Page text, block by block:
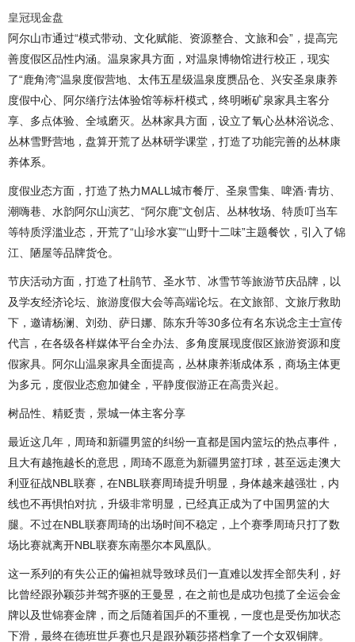
皇冠现金盘
阿尔山市通过“模式带动、文化赋能、资源整合、文旅和会”，提高完
善度假区品性内涵。温泉家具方面，对温泉博物馆进行校正，现实
了“鹿角湾”温泉度假营地、太伟五星级温泉度赝品仓、兴安圣泉康养
度假中心、阿尔缮疗法体验馆等标杆模式，终明晰矿泉家具主客分
享、多点体验、全域磨灭。丛林家具方面，设立了氧心丛林浴说念、
丛林雪野营地，盘算开荒了丛林研学课堂，打造了功能完善的丛林康
养体系。
度假业态方面，打造了热力MALL城市餐厅、圣泉雪集、啤酒·青坊、
潮嗨巷、水韵阿尔山演艺、“阿尔鹿”文创店、丛林牧场、特质叮当车
等特质浮滥业态，开荒了“山珍水宴”“山野十二味”主题餐饮，引入了锦
江、陋屋等品牌货仓。
节庆活动方面，打造了杜鹃节、圣水节、冰雪节等旅游节庆品牌，以
及学友经济论坛、旅游度假大会等高端论坛。在文旅部、文旅厅救助
下，邀请杨澜、刘劲、萨日娜、陈东升等30多位有名东说念主士宣传
代言，在各级各样媒体平台全办法、多角度展现度假区旅游资源和度
假家具。阿尔山温泉家具全面提高，丛林康养渐成体系，商场主体更
为多元，度假业态愈加健全，平静度假游正在高贵兴起。
树品性、精贬责，景城一体主客分享
最近这几年，周琦和新疆男篮的纠纷一直都是国内篮坛的热点事件，
且大有越拖越长的意思，周琦不愿意为新疆男篮打球，甚至远走澳大
利亚征战NBL联赛，在NBL联赛周琦提升明显，身体越来越强壮，内
线也不再惧怕对抗，升级非常明显，已经真正成为了中国男篮的大
腿。不过在NBL联赛周琦的出场时间不稳定，上个赛季周琦只打了数
场比赛就离开NBL联赛东南墨尔本凤凰队。
这一系列的有失公正的偏袒就导致球员们一直难以发挥全部失利，好
比曾经跟孙颖莎并驾齐驱的王曼昱，在之前也是成功包揽了全运会金
牌以及世锦赛金牌，而之后随着国乒的不重视，一度也是受伤加状态
下滑，最终在德班世乒赛也只是跟孙颖莎搭档拿了一个女双铜牌。